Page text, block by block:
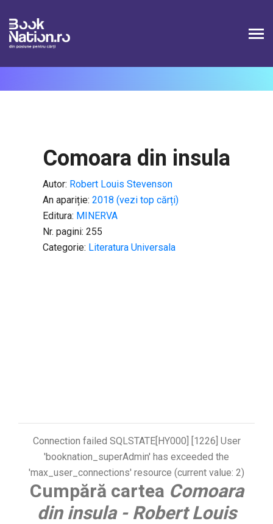
'booknation_superAdmin' has exceeded the
'max_user_connections' resource (current value: 2)
Comoara din insula
Autor: Robert Louis Stevenson
An apariție: 2018 (vezi top cărți)
Editura: MINERVA
Nr. pagini: 255
Categorie: Literatura Universala
Connection failed SQLSTATE[HY000] [1226] User
'booknation_superAdmin' has exceeded the
'max_user_connections' resource (current value: 2)
Cumpără cartea Comoara
din insula - Robert Louis